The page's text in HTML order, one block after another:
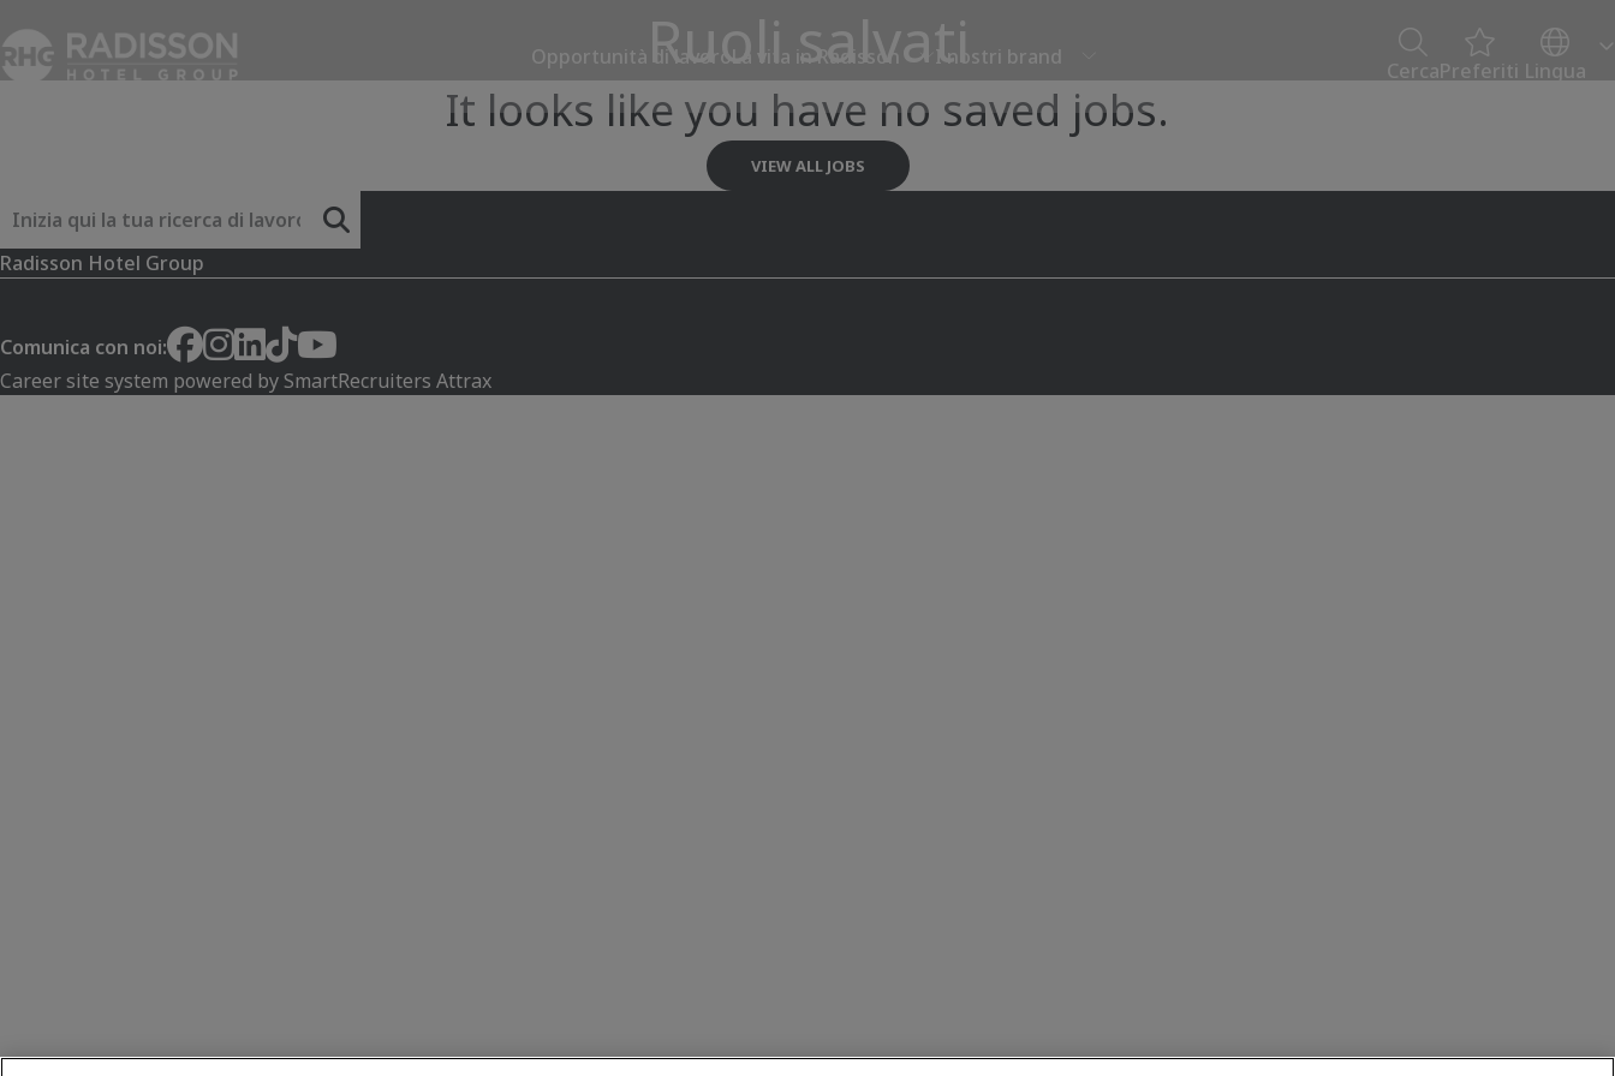
Opportunità di lavoroLa vita in Radisson I nostri brand
CercaPreferiti Lingua
Ruoli salvati
It looks like you have no saved jobs.
VIEW ALL JOBS
Radisson Hotel Group
Parola chiave
Comunica con noi:
Career site system powered by SmartRecruiters Attrax